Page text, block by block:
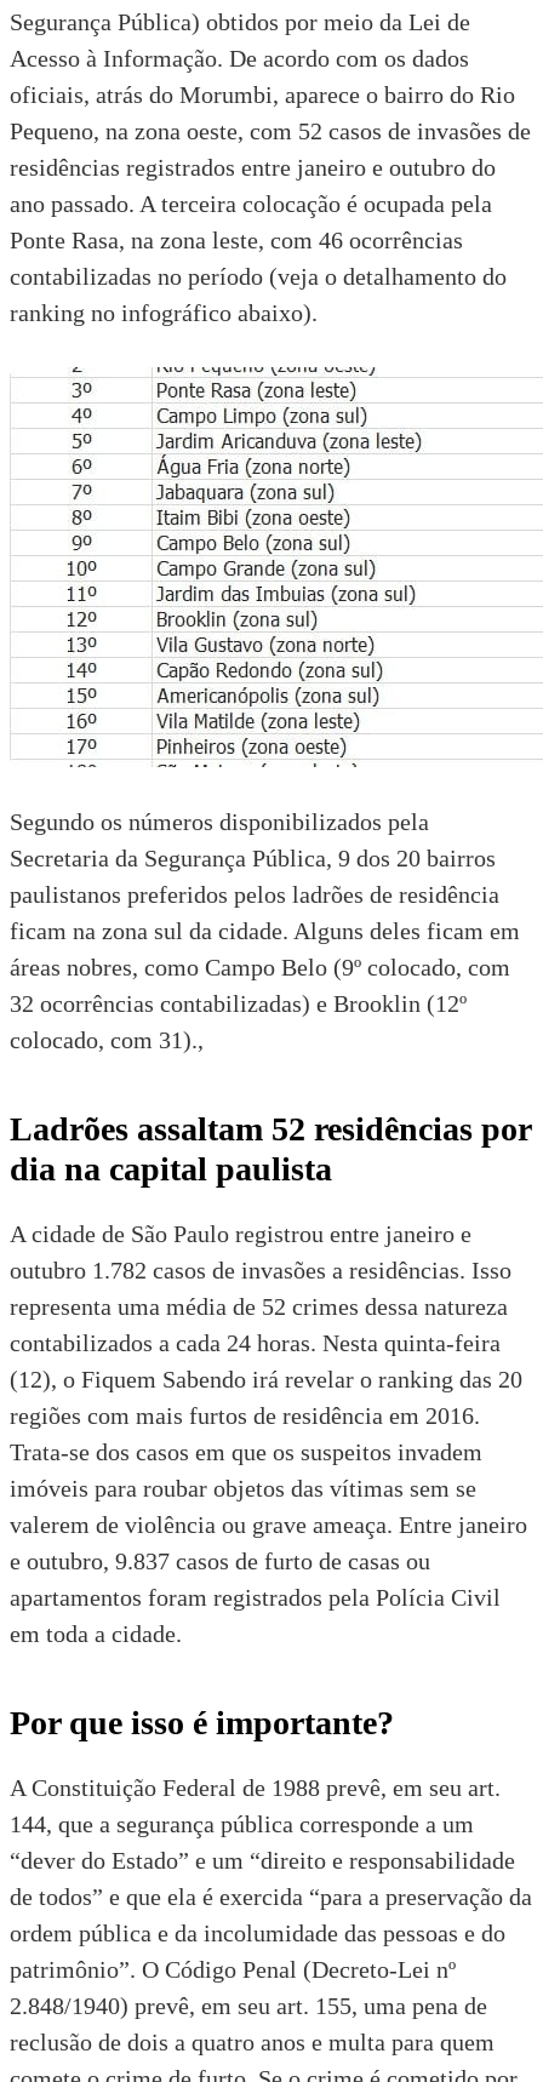
Segurança Pública) obtidos por meio da Lei de
Acesso à Informação. De acordo com os dados
oficiais, atrás do Morumbi, aparece o bairro do Rio
Pequeno, na zona oeste, com 52 casos de invasões de
residências registrados entre janeiro e outubro do
ano passado. A terceira colocação é ocupada pela
Ponte Rasa, na zona leste, com 46 ocorrências
contabilizadas no período (veja o detalhamento do
ranking no infográfico abaixo).
Segundo os números disponibilizados pela
Secretaria da Segurança Pública, 9 dos 20 bairros
paulistanos preferidos pelos ladrões de residência
ficam na zona sul da cidade. Alguns deles ficam em
áreas nobres, como Campo Belo (9º colocado, com
32 ocorrências contabilizadas) e Brooklin (12º
colocado, com 31).,
Ladrões assaltam 52 residências por
dia na capital paulista
A cidade de São Paulo registrou entre janeiro e
outubro 1.782 casos de invasões a residências. Isso
representa uma média de 52 crimes dessa natureza
contabilizados a cada 24 horas. Nesta quinta-feira
(12), o Fiquem Sabendo irá revelar o ranking das 20
regiões com mais furtos de residência em 2016.
Trata-se dos casos em que os suspeitos invadem
imóveis para roubar objetos das vítimas sem se
valerem de violência ou grave ameaça. Entre janeiro
e outubro, 9.837 casos de furto de casas ou
apartamentos foram registrados pela Polícia Civil
em toda a cidade.
Por que isso é importante?
A Constituição Federal de 1988 prevê, em seu art.
144, que a segurança pública corresponde a um
“dever do Estado” e um “direito e responsabilidade
de todos” e que ela é exercida “para a preservação da
ordem pública e da incolumidade das pessoas e do
patrimônio”. O Código Penal (Decreto-Lei nº
2.848/1940) prevê, em seu art. 155, uma pena de
reclusão de dois a quatro anos e multa para quem